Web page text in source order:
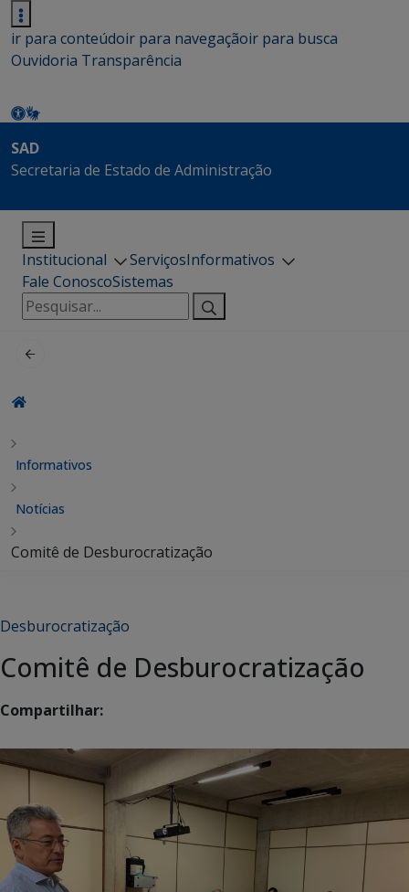
ir para conteúdoir para navegaçãoir para busca
Ouvidoria Transparência
SAD
Secretaria de Estado de Administração
Institucional ServiçosInformativos
Fale ConoscoSistemas
Pesquisar
por:
Informativos
Notícias
Comitê de Desburocratização
Desburocratização
Comitê de Desburocratização
Compartilhar: